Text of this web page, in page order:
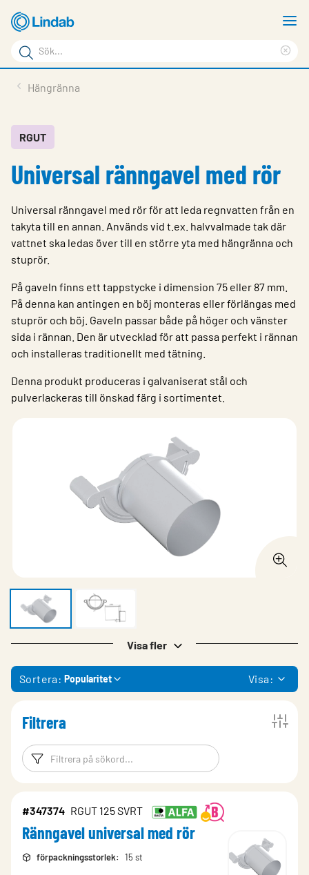
Hoppa
till
huvudinnehållet
Sökord
Sök
på
Service & Support
Hållbarhet
Kontakt
Choose languge
Sweden
Hängränna
RGUT
Universal ränngavel med rör
Universal ränngavel med rör för att leda regnvatten från en
takyta till en annan. Används vid t.ex. halvvalmade tak där
vattnet ska ledas över till en större yta med hängränna och
stuprör.
På gaveln finns ett tappstycke i dimension 75 eller 87 mm.
På denna kan antingen en böj monteras eller förlängas med
stuprör och böj. Gaveln passar både på höger och vänster
sida i rännan. Den är utvecklad för att passa perfekt i rännan
och installeras traditionellt med tätning.
Denna produkt produceras i galvaniserat stål och
pulverlackeras till önskad färg i sortimentet.
Visa fler
Sortera: Popularitet Visa:
Filtrera
Filtreringsord Filtrera
#347374 RGUT 125 SVRT
Ränngavel universal med rör
förpackningsstorlek: 15 st